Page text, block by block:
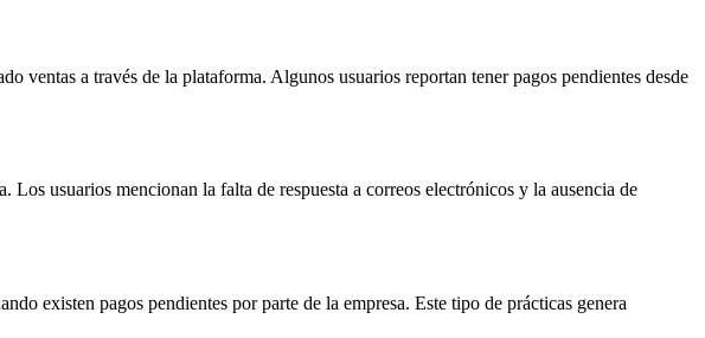
ventas a través de la plataforma. Algunos usuarios reportan tener pagos pendientes desde
usuarios mencionan la falta de respuesta a correos electrónicos y la ausencia de
existen pagos pendientes por parte de la empresa. Este tipo de prácticas genera